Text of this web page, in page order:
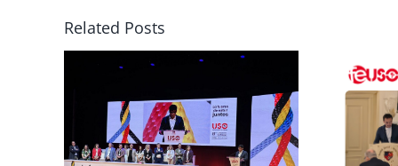
Related Posts
Florencia el
futuro laboral de